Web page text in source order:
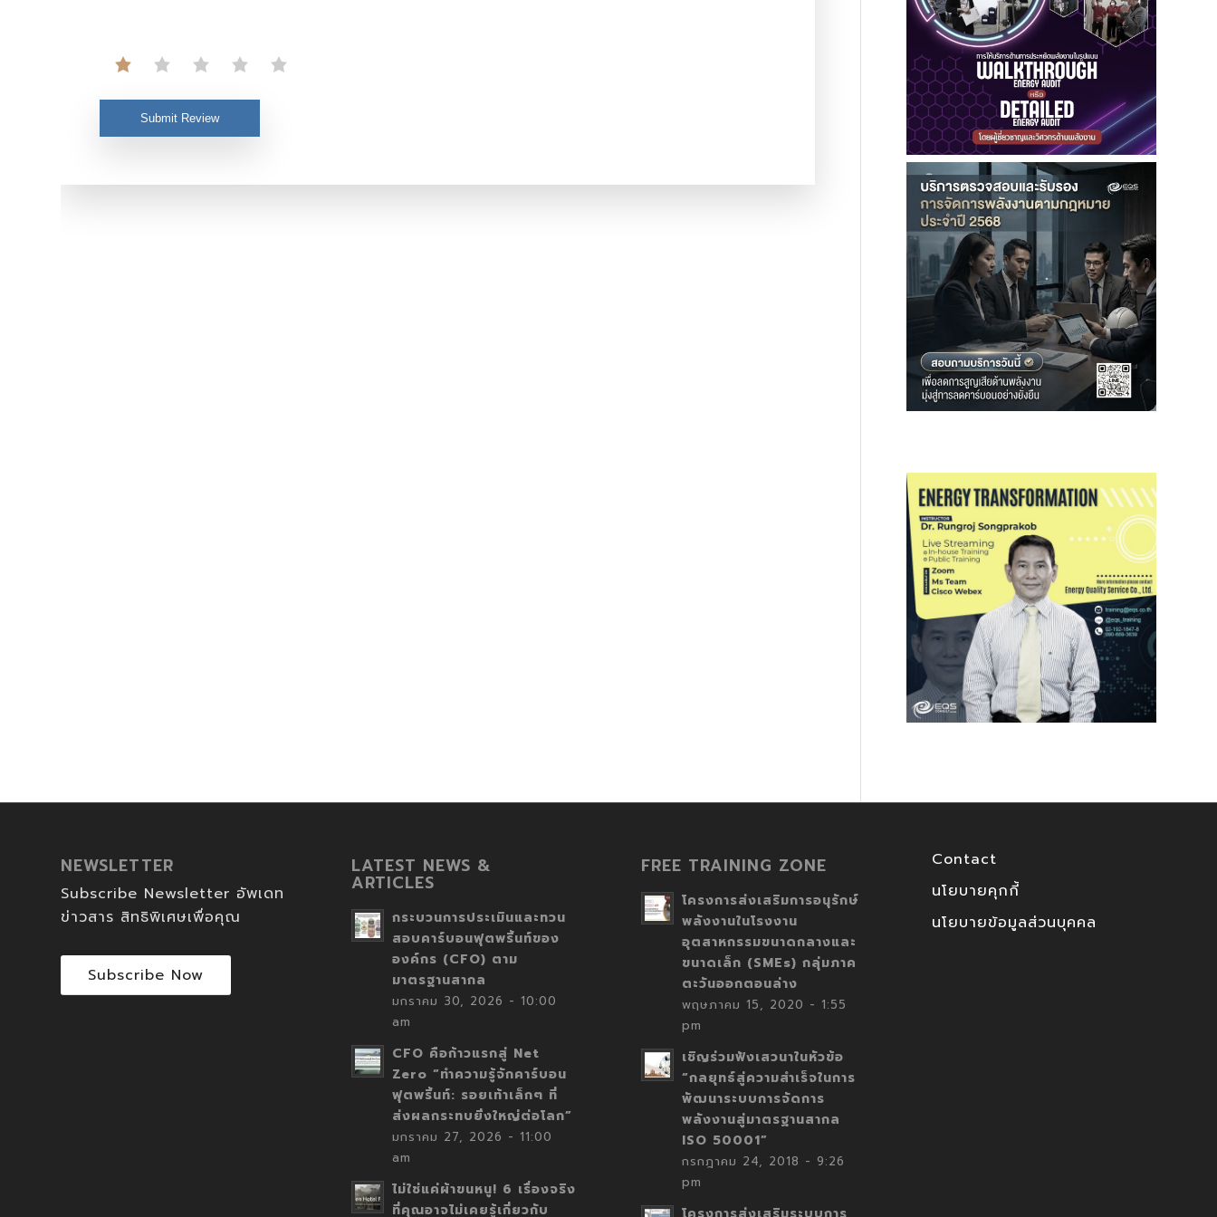
Submit Review
NEWSLETTER
Subscribe Newsletter อัพเดท
ข่าวสาร สิทธิพิเศษเพื่อคุณ
Subscribe Now
LATEST NEWS &
ARTICLES
กระบวนการประเมินและทวน
สอบคาร์บอนฟุตพริ้นท์ของ
องค์กร (CFO) ตาม
มาตรฐานสากล
มกราคม 30, 2026 - 10:00
am
CFO คือก้าวแรกสู่ Net
Zero “ทำความรู้จักคาร์บอน
ฟุตพริ้นท์: รอยเท้าเล็กๆ ที่
ส่งผลกระทบยิ่งใหญ่ต่อโลก”
มกราคม 27, 2026 - 11:00
am
ไม่ใช่แค่ผ้าขนหนู! 6 เรื่องจริง
ที่คุณอาจไม่เคยรู้เกี่ยวกับ
FREE TRAINING ZONE
โครงการส่งเสริมการอนุรักษ์
พลังงานในโรงงาน
อุตสาหกรรมขนาดกลางและ
ขนาดเล็ก (SMEs) กลุ่มภาค
ตะวันออกตอนล่าง
พฤษภาคม 15, 2020 - 1:55
pm
เชิญร่วมฟังเสวนาในหัวข้อ
“กลยุทธ์สู่ความสำเร็จในการ
พัฒนาระบบการจัดการ
พลังงานสู่มาตรฐานสากล
ISO 50001”
กรกฎาคม 24, 2018 - 9:26
pm
Contact
นโยบายคุกกี้
นโยบายข้อมูลส่วนบุคคล